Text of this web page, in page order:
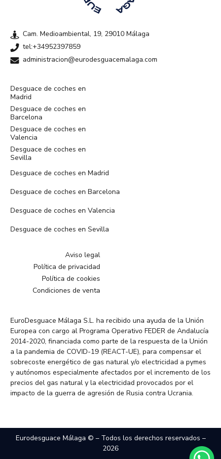
Cam. Medioambiental, 19, 29010 Málaga
tel:+34952397859
administracion@eurodesguacemalaga.com
Desguace de coches en
Madrid
Desguace de coches en
Barcelona
Desguace de coches en
Valencia
Desguace de coches en
Sevilla
Desguace de coches en Madrid
Desguace de coches en Barcelona
Desguace de coches en Valencia
Desguace de coches en Sevilla
Aviso legal
Política de privacidad
Política de cookies
Condiciones de venta
EuroDesguace Málaga S.L. ha recibido una ayuda de la Unión
Europea con cargo al Programa Operativo FEDER de Andalucía
2014-2020, financiada como parte de la respuesta de la Unión
a la pandemia de COVID-19 (REACT-UE), para compensar el
sobrecoste energético de gas natural y/o electricidad a pymes
y autónomos especialmente afectados por el incremento de los
precios del gas natural y la electricidad provocados por el
impacto de la guerra de agresión de Rusia contra Ucrania.
Eurodesguace Málaga © – Todos los derechos reservados –
2026